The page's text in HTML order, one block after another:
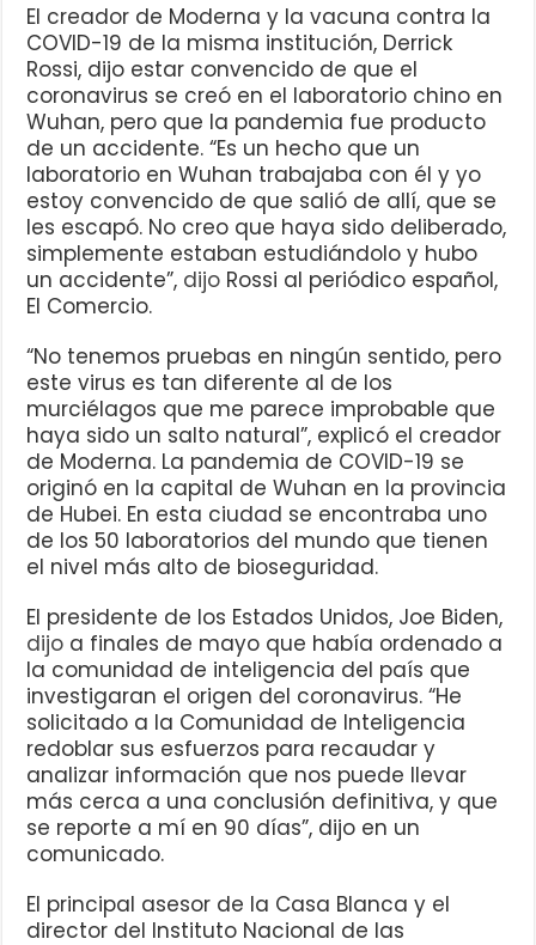
El creador de Moderna y la vacuna contra la
COVID-19 de la misma institución, Derrick
Rossi, dijo estar convencido de que el
coronavirus se creó en el laboratorio chino en
Wuhan, pero que la pandemia fue producto
de un accidente. “Es un hecho que un
laboratorio en Wuhan trabajaba con él y yo
estoy convencido de que salió de allí, que se
les escapó. No creo que haya sido deliberado,
simplemente estaban estudiándolo y hubo
un accidente”, dijo Rossi al periódico español,
El Comercio.
“No tenemos pruebas en ningún sentido, pero
este virus es tan diferente al de los
murciélagos que me parece improbable que
haya sido un salto natural”, explicó el creador
de Moderna. La pandemia de COVID-19 se
originó en la capital de Wuhan en la provincia
de Hubei. En esta ciudad se encontraba uno
de los 50 laboratorios del mundo que tienen
el nivel más alto de bioseguridad.
El presidente de los Estados Unidos, Joe Biden,
dijo a finales de mayo que había ordenado a
la comunidad de inteligencia del país que
investigaran el origen del coronavirus. “He
solicitado a la Comunidad de Inteligencia
redoblar sus esfuerzos para recaudar y
analizar información que nos puede llevar
más cerca a una conclusión definitiva, y que
se reporte a mí en 90 días”, dijo en un
comunicado.
El principal asesor de la Casa Blanca y el
director del Instituto Nacional de las